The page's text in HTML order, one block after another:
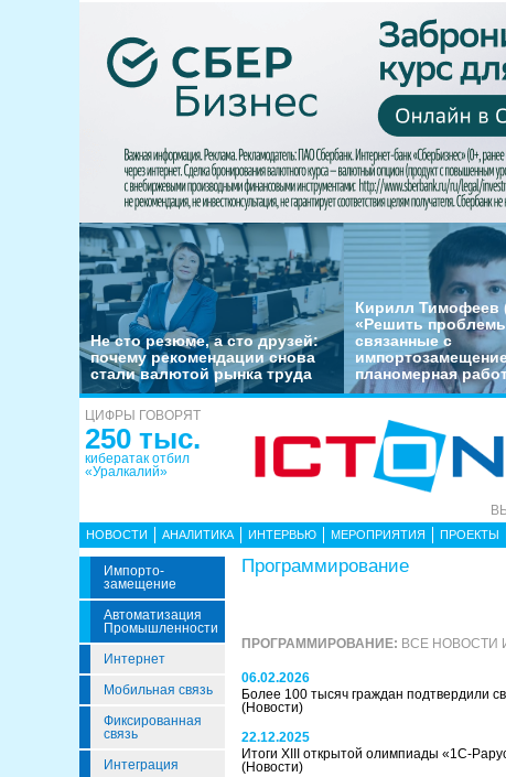
Не сто резюме, а сто друзей:
почему рекомендации снова
стали валютой рынка труда
Кирилл Тимофеев
«Решить
связанные с
планомерная
ЦИФРЫ ГОВОРЯТ
250 тыс.
кибератак отбил
«Уралкалий»
НОВОСТИ АНАЛИТИКА ИНТЕРВЬЮ МЕРОПРИЯТИЯ ПРОЕКТЫ
Импорто­
Замещение
Автоматизация
Промышленности
Интернет
Мобильная связь
Фиксированная
связь
Интеграция
Программирование
ПРОГРАММИРОВАНИЕ: ВСЕ НОВОСТИ
06.02.2026
Более 100 тысяч граждан подтвердили
(Новости)
22.12.2025
Итоги XIII открытой олимпиады «1С-
(Новости)